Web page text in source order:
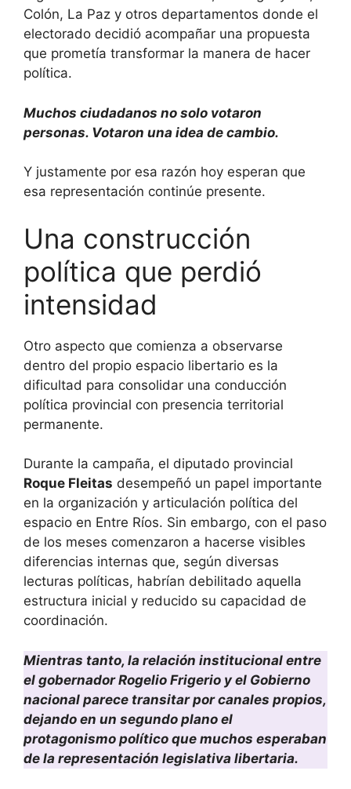
Colón, La Paz y otros departamentos donde el
electorado decidió acompañar una propuesta
que prometía transformar la manera de hacer
política.
Muchos ciudadanos no solo votaron
personas. Votaron una idea de cambio.
Y justamente por esa razón hoy esperan que
esa representación continúe presente.
Una construcción
política que perdió
intensidad
Otro aspecto que comienza a observarse
dentro del propio espacio libertario es la
dificultad para consolidar una conducción
política provincial con presencia territorial
permanente.
Durante la campaña, el diputado provincial
Roque Fleitas desempeñó un papel importante
en la organización y articulación política del
espacio en Entre Ríos. Sin embargo, con el paso
de los meses comenzaron a hacerse visibles
diferencias internas que, según diversas
lecturas políticas, habrían debilitado aquella
estructura inicial y reducido su capacidad de
coordinación.
Mientras tanto, la relación institucional entre
el gobernador Rogelio Frigerio y el Gobierno
nacional parece transitar por canales propios,
dejando en un segundo plano el
protagonismo político que muchos esperaban
de la representación legislativa libertaria.